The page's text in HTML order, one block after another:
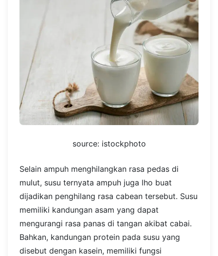
source: istockphoto
Selain ampuh menghilangkan rasa pedas di
mulut, susu ternyata ampuh juga lho buat
dijadikan penghilang rasa cabean tersebut. Susu
memiliki kandungan asam yang dapat
mengurangi rasa panas di tangan akibat cabai.
Bahkan, kandungan protein pada susu yang
disebut dengan kasein, memiliki fungsi